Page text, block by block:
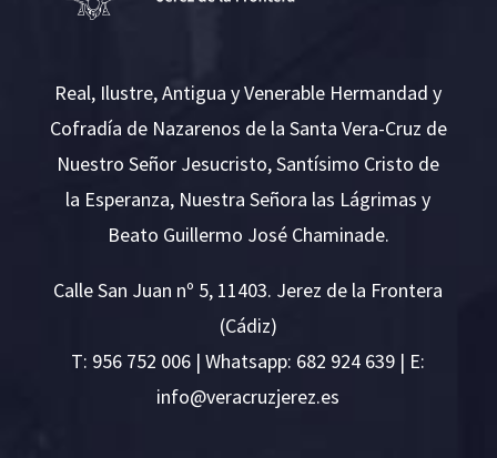
Real, Ilustre, Antigua y Venerable Hermandad y
Cofradía de Nazarenos de la Santa Vera-Cruz de
Nuestro Señor Jesucristo, Santísimo Cristo de
la Esperanza, Nuestra Señora las Lágrimas y
Beato Guillermo José Chaminade.
Calle San Juan nº 5, 11403. Jerez de la Frontera
(Cádiz)
T: 956 752 006 | Whatsapp: 682 924 639 | E:
se.ze
rejzu
rcare
v@ofn
i